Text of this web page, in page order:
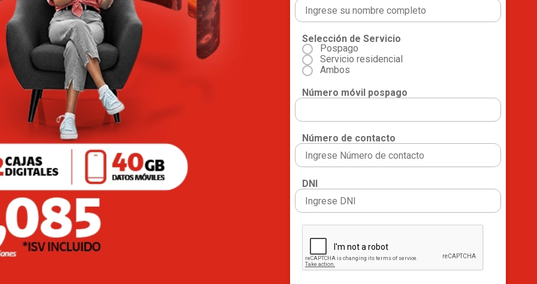
HBO
Universal +
Claro Pay
Selección de Servicio
Pospago
Servicio residencial
Ambos
Número móvil pospago
Número de contacto
DNI